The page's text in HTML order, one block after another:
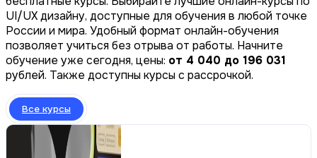
UI/UX дизайну, доступные для обучения в любой точке
России и мира. Удобный формат онлайн-обучения
позволяет учиться без отрыва от работы. Начните
обучение уже сегодня, цены: от 4 040 до 196 031
рублей. Также доступны курсы с рассрочкой.
Все курсы